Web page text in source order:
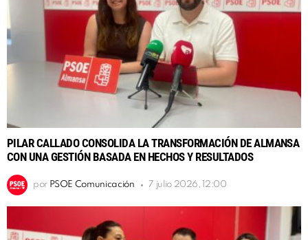
PILAR CALLADO CONSOLIDA LA TRANSFORMACIÓN DE ALMANSA
CON UNA GESTIÓN BASADA EN HECHOS Y RESULTADOS
por PSOE Comunicación 7 julio 2026, 12:00